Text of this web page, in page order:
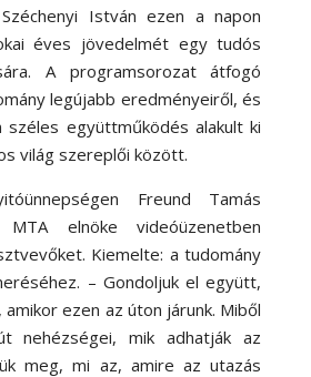
István ezen a napon
éves jövedelmét egy tudós
A programsorozat átfogó
legújabb eredményeiről, és
széles együttműködés alakult ki
világ szereplői között.
Freund Tamás
MTA elnöke videóüzenetben
Kiemelte: a tudomány
– Gondoljuk el együtt,
ezen az úton járunk. Miből
nehézségei, mik adhatják az
meg, mi az, amire az utazás